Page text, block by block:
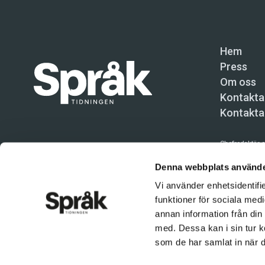
Denna webbplats
Vi använder
funktioner för sociala
annan information från
med. Dessa kan i sin tur
som de har samlat in när
Hem
Press
Om oss
Chefredaktör
Kundtjänst
Användning
tillåten.